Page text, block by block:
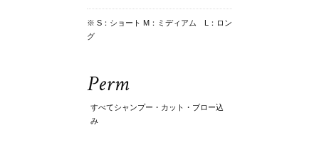
※ S：ショート M：ミディアム L：ロン
グ
Perm
すべてシャンプー・カット・ブロー込
み